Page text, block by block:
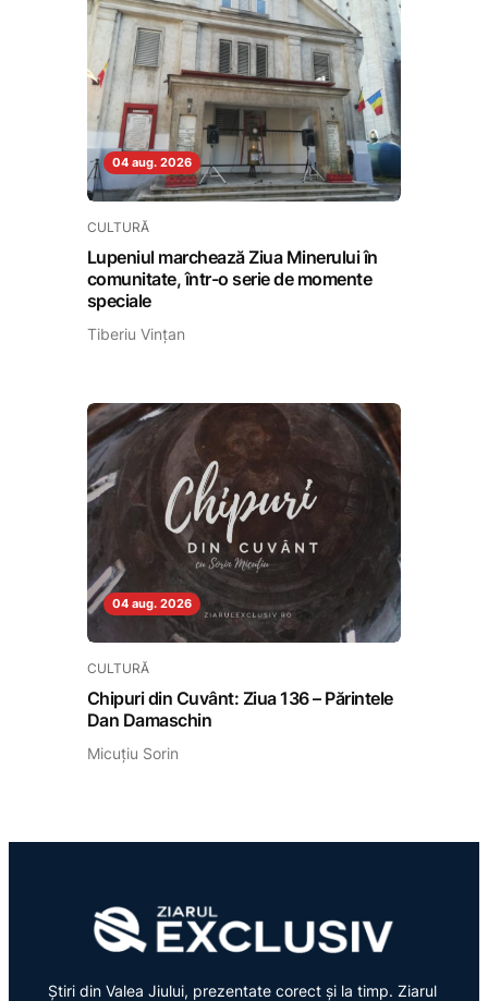
04 aug. 2026
CULTURĂ
Lupeniul marchează Ziua Minerului în
comunitate, într-o serie de momente
speciale
Tiberiu Vințan
04 aug. 2026
CULTURĂ
Chipuri din Cuvânt: Ziua 136 – Părintele
Dan Damaschin
Micuțiu Sorin
Știri din Valea Jiului, prezentate corect și la timp. Ziarul